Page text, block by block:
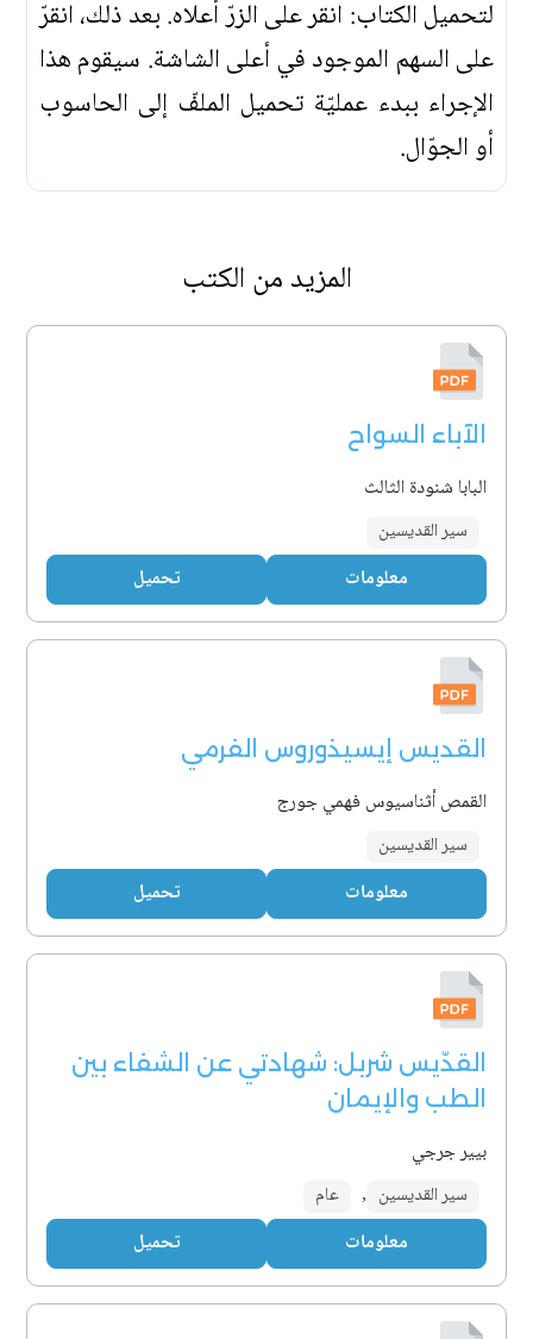
لتحميل الكتاب: انقر على الزرّ أعلاه. بعد ذلك، انقرّ
على السهم الموجود في أعلى الشاشة. سيقوم هذا
الإجراء ببدء عمليّة تحميل الملفّ إلى الحاسوب
أو الجوّال.
المزيد من الكتب
الآباء السواح
البابا شنودة الثالث
سير القديسين
معلومات تحميل
القديس إيسيذوروس الفرمي
القمص أثناسيوس فهمي جورج
سير القديسين
معلومات تحميل
القدّيس شربل: شهادتي عن الشفاء بين
الطب والإيمان
بيير جرجي
سير القديسين , عام
معلومات تحميل